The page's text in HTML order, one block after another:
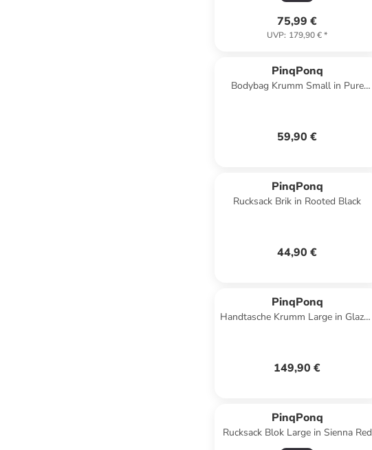
75,99 €
UVP: 179,90 €*
PinqPonq
Bodybag Krumm Small in Pure
59,90 €
PinqPonq
Rucksack Brik in Rooted Black
44,90 €
PinqPonq
Handtasche Krumm Large in Glazed
149,90 €
PinqPonq
Rucksack Blok Large in Sienna Red